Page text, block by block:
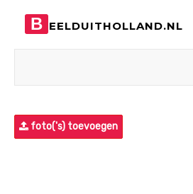
B EELDUITHOLLAND.NL
foto('s) toevoegen